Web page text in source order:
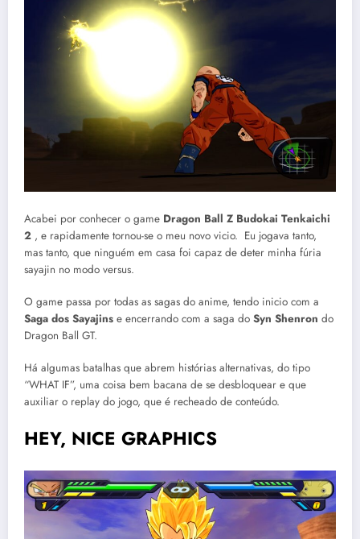
Acabei por conhecer o game Dragon Ball Z Budokai Tenkaichi
2 , e rapidamente tornou-se o meu novo vicio. Eu jogava tanto,
mas tanto, que ninguém em casa foi capaz de deter minha fúria
sayajin no modo versus.
O game passa por todas as sagas do anime, tendo inicio com a
Saga dos Sayajins e encerrando com a saga do Syn Shenron do
Dragon Ball GT.
Há algumas batalhas que abrem histórias alternativas, do tipo
“WHAT IF”, uma coisa bem bacana de se desbloquear e que
auxiliar o replay do jogo, que é recheado de conteúdo.
HEY, NICE GRAPHICS